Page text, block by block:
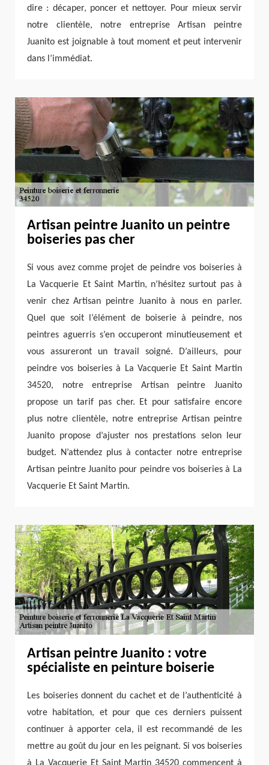
dire : décaper, poncer et nettoyer. Pour mieux servir
notre clientèle, notre entreprise Artisan peintre
Juanito est joignable à tout moment et peut intervenir
dans l’immédiat.
Artisan peintre Juanito un peintre
boiseries pas cher
Si vous avez comme projet de peindre vos boiseries à
La Vacquerie Et Saint Martin, n’hésitez surtout pas à
venir chez Artisan peintre Juanito à nous en parler.
Quel que soit l’élément de boiserie à peindre, nos
peintres aguerris s’en occuperont minutieusement et
vous assureront un travail soigné. D’ailleurs, pour
peindre vos boiseries à La Vacquerie Et Saint Martin
34520, notre entreprise Artisan peintre Juanito
propose un tarif pas cher. Et pour satisfaire encore
plus notre clientèle, notre entreprise Artisan peintre
Juanito propose d’ajuster nos prestations selon leur
budget. N’attendez plus à contacter notre entreprise
Artisan peintre Juanito pour peindre vos boiseries à La
Vacquerie Et Saint Martin.
Artisan peintre Juanito : votre
spécialiste en peinture boiserie
Les boiseries donnent du cachet et de l’authenticité à
votre habitation, et pour que ces derniers puissent
continuer à apporter cela, il est recommandé de les
mettre au goût du jour en les peignant. Si vos boiseries
à La Vacquerie Et Saint Martin 34520 commencent à